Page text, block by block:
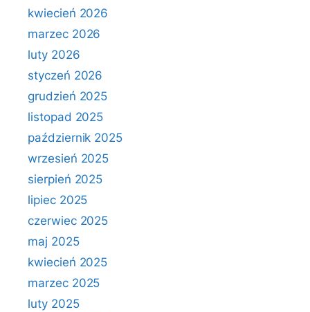
kwiecień 2026
marzec 2026
luty 2026
styczeń 2026
grudzień 2025
listopad 2025
październik 2025
wrzesień 2025
sierpień 2025
lipiec 2025
czerwiec 2025
maj 2025
kwiecień 2025
marzec 2025
luty 2025